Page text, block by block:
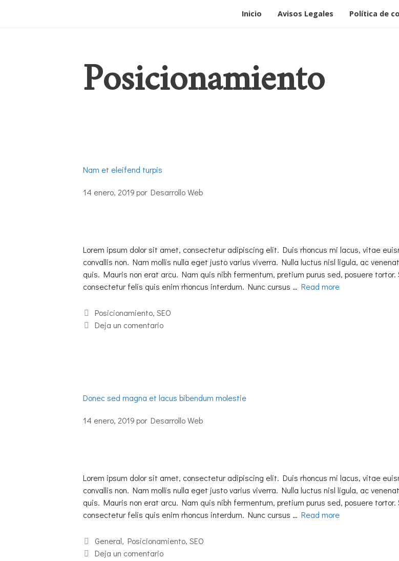
Inicio Avisos Legales Política de
Posicionamiento
Nam et eleifend turpis
14 enero, 2019por Desarrollo Web
Lorem ipsum dolor sit amet, consectetur adipiscing elit. Duis rhoncus mi lacus, vitae
convallis non. Nam mollis nulla eget justo varius viverra. Nulla luctus nisl ligula, ac
quis. Mauris non erat arcu. Nam quis nibh fermentum, pretium purus sed, posuere tortor.
consectetur felis quis enim rhoncus interdum. Nunc cursus … Read more
Posicionamiento, SEO
Deja un comentario
Donec sed magna et lacus bibendum molestie
14 enero, 2019por Desarrollo Web
Lorem ipsum dolor sit amet, consectetur adipiscing elit. Duis rhoncus mi lacus, vitae
convallis non. Nam mollis nulla eget justo varius viverra. Nulla luctus nisl ligula, ac
quis. Mauris non erat arcu. Nam quis nibh fermentum, pretium purus sed, posuere tortor.
consectetur felis quis enim rhoncus interdum. Nunc cursus … Read more
General, Posicionamiento, SEO
Deja un comentario